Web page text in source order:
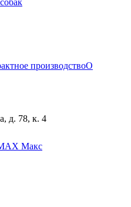
производствоО
д. 78, к. 4
Макс